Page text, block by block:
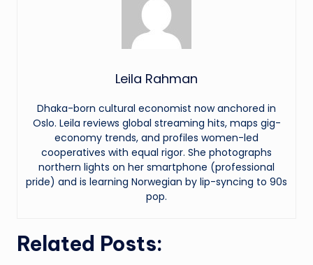
Leila Rahman
Dhaka-born cultural economist now anchored in
Oslo. Leila reviews global streaming hits, maps gig-
economy trends, and profiles women-led
cooperatives with equal rigor. She photographs
northern lights on her smartphone (professional
pride) and is learning Norwegian by lip-syncing to 90s
pop.
Related Posts: